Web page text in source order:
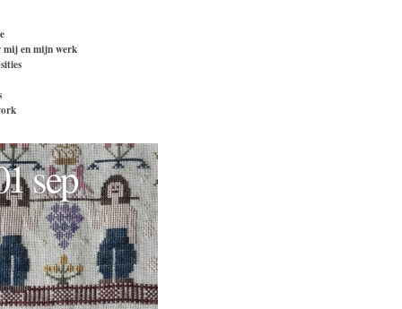
mij en mijn werk
sep